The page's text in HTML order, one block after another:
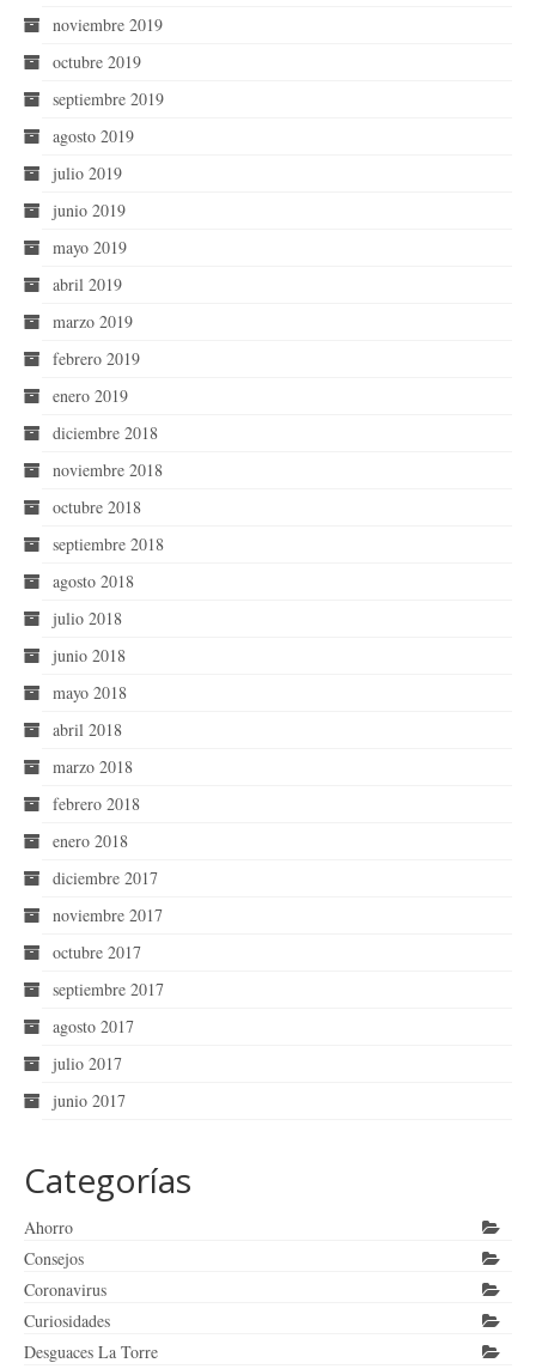
noviembre 2019
octubre 2019
septiembre 2019
agosto 2019
julio 2019
junio 2019
mayo 2019
abril 2019
marzo 2019
febrero 2019
enero 2019
diciembre 2018
noviembre 2018
octubre 2018
septiembre 2018
agosto 2018
julio 2018
junio 2018
mayo 2018
abril 2018
marzo 2018
febrero 2018
enero 2018
diciembre 2017
noviembre 2017
octubre 2017
septiembre 2017
agosto 2017
julio 2017
junio 2017
Categorías
Ahorro
Consejos
Coronavirus
Curiosidades
Desguaces La Torre